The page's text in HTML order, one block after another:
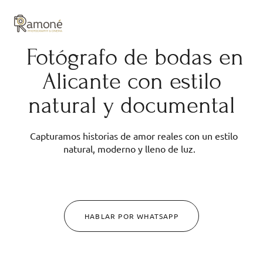
Fotógrafo de bodas en
Alicante con estilo
natural y documental
Capturamos historias de amor reales con un estilo
natural, moderno y lleno de luz.
HABLAR POR WHATSAPP